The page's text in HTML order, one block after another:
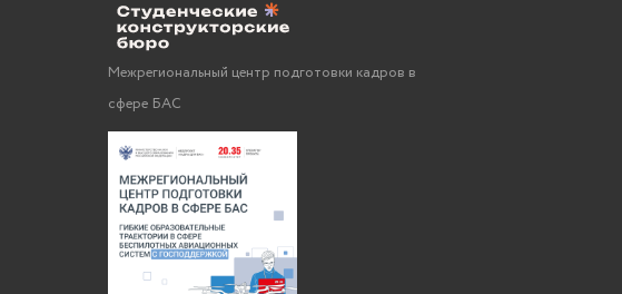
Межрегиональный центр подготовки кадров в
сфере БАС